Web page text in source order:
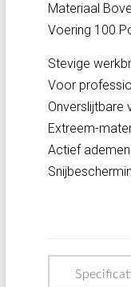
Materiaal
Voering 100
Stevige
Voor
Onverslijtbare
Extreem-
Actief